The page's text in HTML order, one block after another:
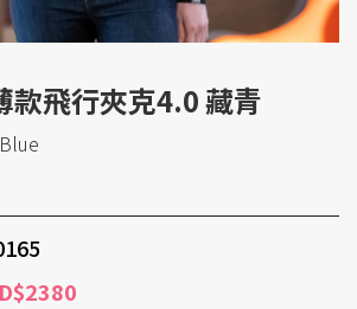
款飛行夾克4.0 藏青